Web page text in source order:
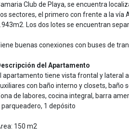
Club de Playa, se encuentra
sectores, el primero con frente a la vía
Los dos lotes se encuentran
buenas conexiones con buses de
del Apartamento
apartamento tiene vista frontal y lateral
con baño interno y closets, baño
de labores, cocina integral, barra
parqueadero, 1 depósito
150 m2